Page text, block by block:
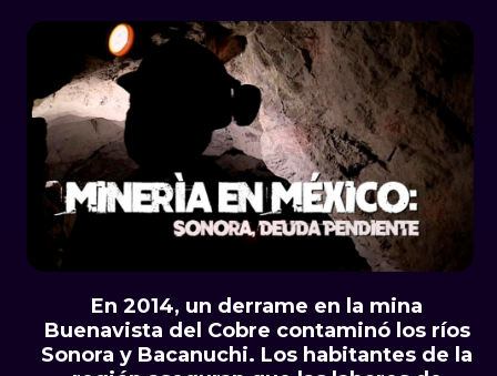
En 2014, un derrame en la mina
Buenavista del Cobre contaminó los ríos
Sonora y Bacanuchi. Los habitantes de la